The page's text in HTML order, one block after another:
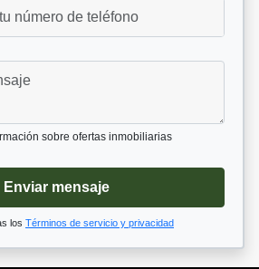
sobre ofertas inmobiliarias
Enviar mensaje
los Términos de servicio y privacidad